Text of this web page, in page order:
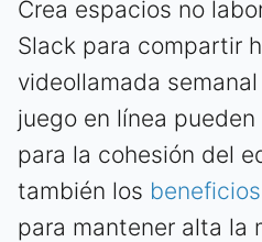
Crea espacios no
Slack para compartir
videollamada
juego en línea
para la cohesión del
también los
para mantener alta la